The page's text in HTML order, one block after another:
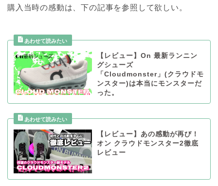
購入当時の感動は、下の記事を参照して欲しい。
【レビュー】On 最新ランニン
グシューズ
「Cloudmonster」(クラウドモ
ンスター)は本当にモンスターだ
った。
【レビュー】あの感動が再び！
オン クラウドモンスター2徹底
レビュー